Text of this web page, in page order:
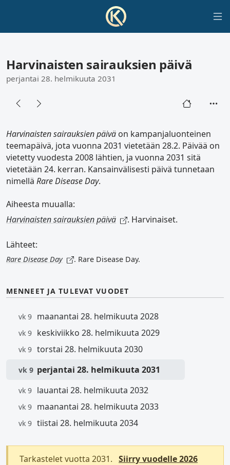
Harvinaisten sairauksien päivä
perjantai 28. helmikuuta 2031
Harvinaisten sairauksien päivä on kampanjaluonteinen
teemapäivä, jota vuonna 2031 vietetään 28.2. Päivää on
vietetty vuodesta 2008 lähtien, ja vuonna 2031 sitä
vietetään 24. kerran. Kansainvälisesti päivä tunnetaan
nimellä Rare Disease Day.
Aiheesta muualla:
Harvinaisten sairauksien päivä
. Harvinaiset.
Lähteet:
Rare Disease Day . Rare Disease Day.
MENNEET JA TULEVAT VUODET
vk 9 maanantai 28. helmikuuta 2028
vk 9 keskiviikko 28. helmikuuta 2029
vk 9 torstai 28. helmikuuta 2030
vk 9 perjantai 28. helmikuuta 2031
vk 9 lauantai 28. helmikuuta 2032
vk 9 maanantai 28. helmikuuta 2033
vk 9 tiistai 28. helmikuuta 2034
Tarkastelet vuotta 2031. Siirry vuodelle 2026